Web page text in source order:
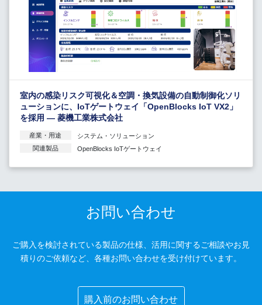
室内の感染リスク可視化＆空調・換気設備の自動制御化ソリ
ューションに、IoTゲートウェイ「OpenBlocks IoT VX2」
を採用 — 菱機工業株式会社
産業・用途
システム・ソリューション
関連製品
OpenBlocks IoTゲートウェイ
お問い合わせ
ご購入を検討されている製品の仕様、活用に関するご相談やお見
積りのご依頼など、各種お問い合わせを受け付けています。
購入前のお問い合わせ